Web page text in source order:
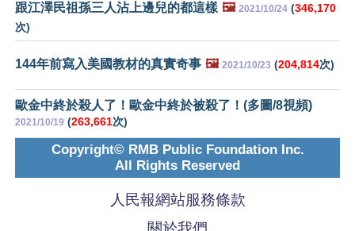
跟江澤民祖孫三人沾上邊兒的都這樣 🖼️ 2021/10/24 (346,170
次)
144年前寫入美國教材的真實奇事 🖼️ 2021/10/23 (204,814次)
歐金中終於殺人了！歐金中終於被殺了！(多圖/8視頻)
2021/10/19 (263,661次)
Copyright© RMB Public Foundation Inc.
All Rights Reserved
人民報網站服務條款